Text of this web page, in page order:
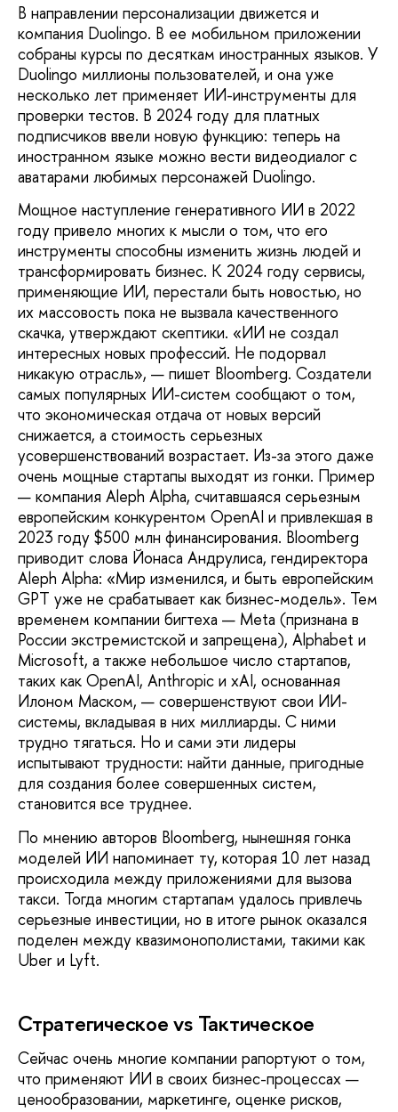
В направлении персонализации дви­жется и
компания Duolingo. В ее мобиль­ном приложении
собраны курсы по де­сяткам иностранных языков. У
Duolingo миллионы пользователей, и она уже
несколько лет применяет ИИ-инструменты для
проверки тестов. В 2024 году для плат­ных
подписчиков ввели новую функцию: теперь на
иностранном языке можно вести видеодиалог с
аватарами любимых персо­нажей Duolingo.
Мощное наступление генеративного ИИ в 2022
году привело многих к мысли о том, что его
инструменты способны изменить жизнь людей и
трансформировать бизнес. К 2024 году сервисы,
применяющие ИИ, пере­стали быть новостью, но
их массовость пока не вызвала качественного
скачка, утверждают скептики. «ИИ не создал
интересных новых профессий. Не подорвал
никакую отрасль», — пишет Bloomberg. Создатели
самых популяр­ных ИИ-систем сообщают о том,
что эконо­мическая отдача от новых версий
снижается, а стоимость серьезных
усовершенствований возрастает. Из-за этого даже
очень мощные стартапы выходят из гонки. Пример
— ком­пания Aleph Alpha, считавшаяся серьезным
европейским конкурентом OpenAI и привлек­шая в
2023 году $500 млн финансирования. Bloomberg
приводит слова Йонаса Андрулиса, гендиректора
Aleph Alpha: «Мир изменился, и быть европейским
GPT уже не срабатывает как бизнес-модель». Тем
временем компании бигтеха — Meta (признана в
России экстре­мистской и запрещена), Alphabet и
Microsoft, а также небольшое число стартапов,
таких как OpenAI, Anthropic и xAI, основанная
Илоном Маском, — совершенствуют свои ИИ-
системы, вкладывая в них миллиарды. С ними
трудно тягаться. Но и сами эти лидеры
испытывают трудности: найти данные, пригодные
для соз­дания более совершенных систем,
становится все труднее.
По мнению авторов Bloomberg, нынешняя гонка
моделей ИИ напоминает ту, которая 10 лет назад
происходила между приложени­ями для вызова
такси. Тогда многим старта­пам удалось привлечь
серьезные инвестиции, но в итоге рынок оказался
поделен между квазимонополистами, такими как
Uber и Lyft.
Стратегическое vs Тактическое
Сейчас очень многие компании рапортуют о том,
что применяют ИИ в своих бизнес-процессах —
ценообразовании, маркетинге, оценке рисков,